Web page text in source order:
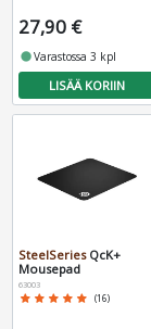
27,90 €
fiber_manual_recordVarastossa 3 kpl
LISÄÄ KORIIN
SteelSeriesQcK+
Mousepad
63003
star star star star star (16)